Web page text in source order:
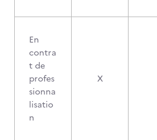
En
contra
t de
profes
sionna
lisatio
n
X